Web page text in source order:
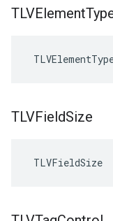
TLVElement
TLVFieldSize
TLVFieldSize